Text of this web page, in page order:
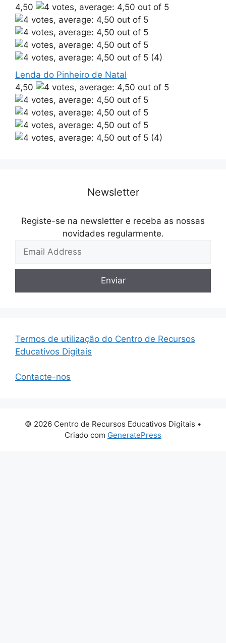
4,50
(4)
Lenda do Pinheiro de Natal
4,50
(4)
Newsletter
Registe-se na newsletter e receba as nossas
novidades regularmente.
Termos de utilização do Centro de Recursos
Educativos Digitais
Contacte-nos
© 2026 Centro de Recursos Educativos Digitais •
Criado com GeneratePress